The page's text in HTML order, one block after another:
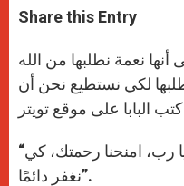
t
s
p
p
s
e
g
e
r
e
b
o
k
r
Share this Entry
نعمة نطلبها من الله
لكي نستطيع نحن أن
“صعب علينا أن نغفر للآخرين. يا رب، امنحنا رحمتك، كي
نغفر دائمًا”.